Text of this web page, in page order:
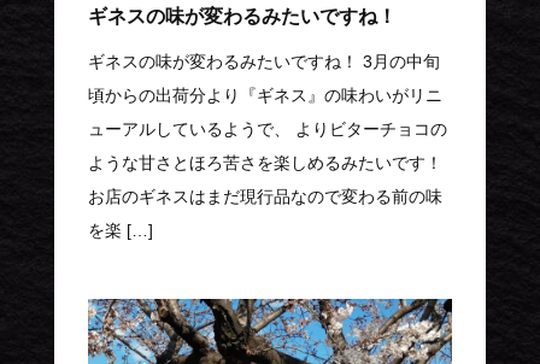
ギネスの味が変わるみたいですね！
ギネスの味が変わるみたいですね！ 3月の中旬
頃からの出荷分より『ギネス』の味わいがリニ
ューアルしているようで、 よりビターチョコの
ような甘さとほろ苦さを楽しめるみたいです！
お店のギネスはまだ現行品なので変わる前の味
を楽 […]